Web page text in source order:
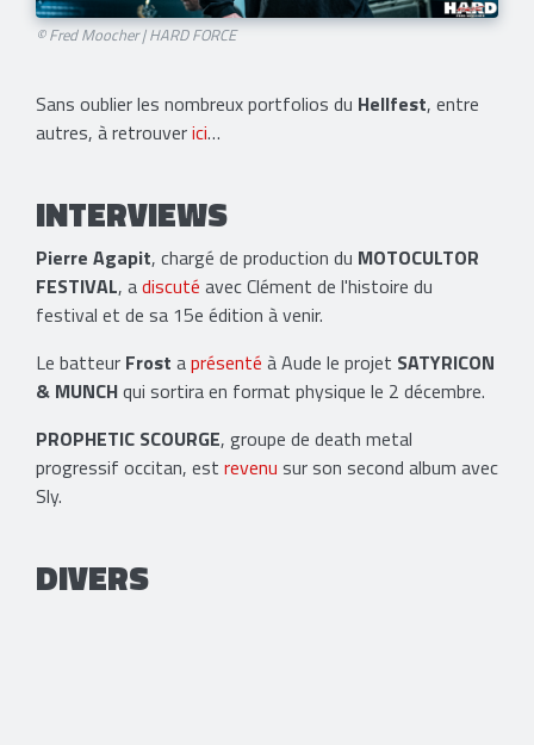
© Fred Moocher | HARD FORCE
Sans oublier les nombreux portfolios du Hellfest, entre
autres, à retrouverici…
INTERVIEWS
Pierre Agapit, chargé de production du MOTOCULTOR
FESTIVAL, adiscuté avec Clément de l'histoire du
festival et de sa 15e édition à venir.
Le batteur Frost aprésenté à Aude le projet SATYRICON
& MUNCHqui sortira en format physique le 2 décembre.
PROPHETIC SCOURGE, groupe de death metal
progressif occitan, est revenu sur son second album avec
Sly.
DIVERS